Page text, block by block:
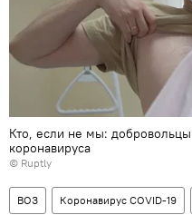
Кто, если не мы:
коронавируса
© Ruptly
ВОЗ Коронавирус COVID-19